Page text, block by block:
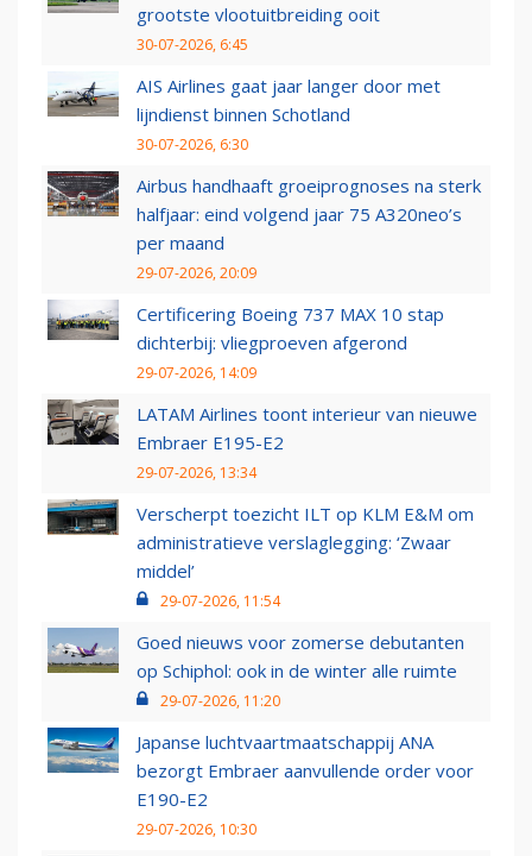
grootste vlootuitbreiding ooit
30-07-2026, 6:45
AIS Airlines gaat jaar langer door met
lijndienst binnen Schotland
30-07-2026, 6:30
Airbus handhaaft groeiprognoses na sterk
halfjaar: eind volgend jaar 75 A320neo’s
per maand
29-07-2026, 20:09
Certificering Boeing 737 MAX 10 stap
dichterbij: vliegproeven afgerond
29-07-2026, 14:09
LATAM Airlines toont interieur van nieuwe
Embraer E195-E2
29-07-2026, 13:34
Verscherpt toezicht ILT op KLM E&M om
administratieve verslaglegging: ‘Zwaar
middel’
29-07-2026, 11:54
Goed nieuws voor zomerse debutanten
op Schiphol: ook in de winter alle ruimte
29-07-2026, 11:20
Japanse luchtvaartmaatschappij ANA
bezorgt Embraer aanvullende order voor
E190-E2
29-07-2026, 10:30